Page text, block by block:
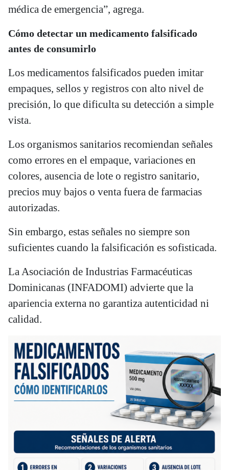
médica de emergencia”, agrega.
Cómo detectar un medicamento falsificado
antes de consumirlo
Los medicamentos falsificados pueden imitar
empaques, sellos y registros con alto nivel de
precisión, lo que dificulta su detección a simple
vista.
Los organismos sanitarios recomiendan señales
como errores en el empaque, variaciones en
colores, ausencia de lote o registro sanitario,
precios muy bajos o venta fuera de farmacias
autorizadas.
Sin embargo, estas señales no siempre son
suficientes cuando la falsificación es sofisticada.
La Asociación de Industrias Farmacéuticas
Dominicanas (INFADOMI) advierte que la
apariencia externa no garantiza autenticidad ni
calidad.